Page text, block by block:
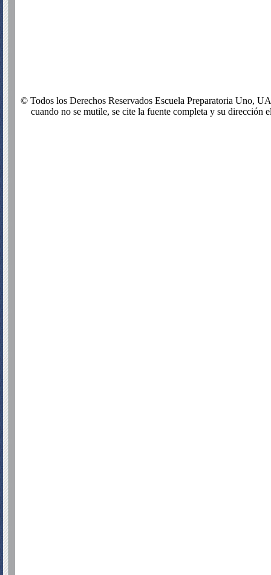
© Todos los Derechos Reservados Escuela Preparatoria Uno,
cuando no se mutile, se cite la fuente completa y su